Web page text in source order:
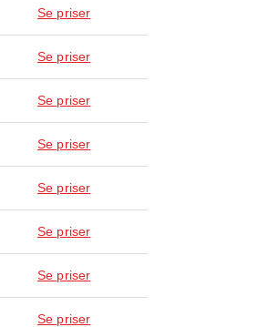
Se priser
Se priser
Se priser
Se priser
Se priser
Se priser
Se priser
Se priser